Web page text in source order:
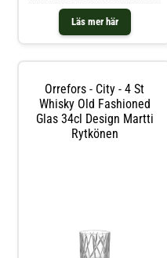
Läs mer här
ett perfekt komplement till övriga
produkter från City-serien med
dess kaxiga och oregelbundna
mönster. Shoppa Bordstabletter &
Orrefors - City - 4 St
Whisky Old Fashioned
Glas 34cl Design Martti
Rytkönen